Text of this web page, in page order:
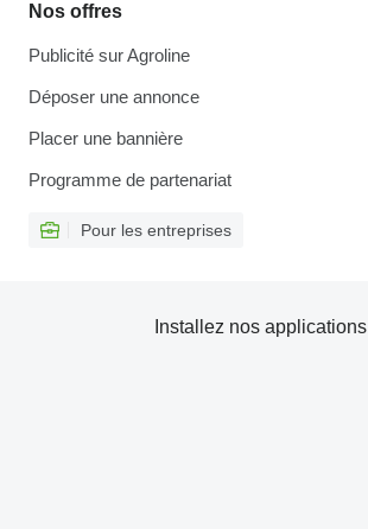
Nos offres
Publicité sur Agroline
Déposer une annonce
Placer une bannière
Programme de partenariat
Pour les entreprises
Installez nos applications